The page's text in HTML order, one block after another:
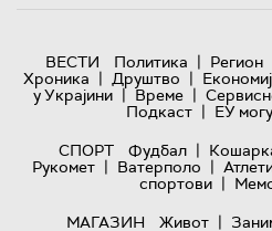
ВЕСТИ Политика | Регион
Хроника | Друштво |
у Украјини | Време |
Подкаст | ЕУ
СПОРТ
Фудбал |
Рукомет | Ватерполо |
спортови |
МАГАЗИН
Живот |